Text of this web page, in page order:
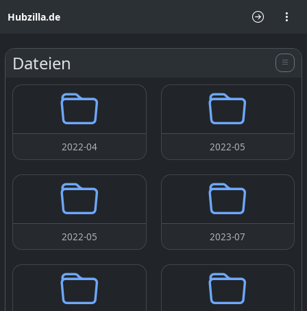
Hubzilla.de
Dateien
2022-04 2022-05
2022-05 2023-07